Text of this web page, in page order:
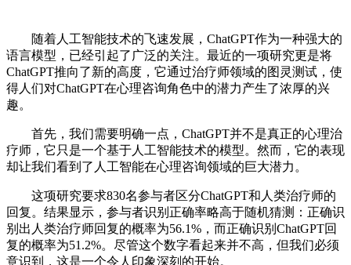
随着人工智能技术的飞速发展，ChatGPT作为一种强大的
语言模型，已经引起了广泛的关注。最近的一项研究更是将
ChatGPT推向了新的高度，它通过治疗师领域的图灵测试，使
得人们对ChatGPT在心理咨询角色中的潜力产生了浓厚的兴
趣。
首先，我们需要明确一点，ChatGPT并不是真正的心理治
疗师，它只是一个基于人工智能技术的模型。然而，它的表现
却让我们看到了人工智能在心理咨询领域的巨大潜力。
这项研究要求830名参与者区分ChatGPT和人类治疗师的
回复。结果显示，参与者识别正确率略高于随机猜测：正确识
别出人类治疗师回复的概率为56.1%，而正确识别ChatGPT回
复的概率为51.2%。尽管这个数字看起来并不高，但我们必须
意识到，这是一个令人印象深刻的开始。